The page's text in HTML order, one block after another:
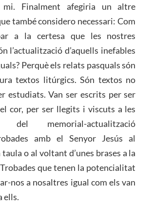
mi. Finalment afegiria un altre
també considero necessari: Com
a la certesa que les nostres
l’actualització d’aquells inefables
Perquè els relats pasquals són
textos litúrgics. Són textos no
estudiats. Van ser escrits per ser
cor, per ser llegits i viscuts a les
del memorial-actualització
amb el Senyor Jesús al
o al voltant d’unes brases a la
que tenen la potencialitat
nos a nosaltres igual com els van
ells.